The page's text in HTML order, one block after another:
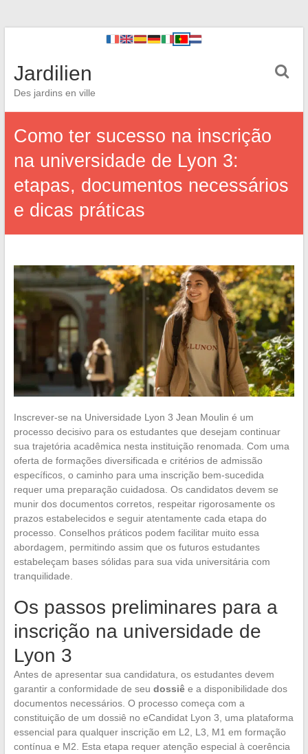
Jardilien
Des jardins en ville
Como ter sucesso na inscrição
na universidade de Lyon 3:
etapas, documentos necessários
e dicas práticas
Inscrever-se na Universidade Lyon 3 Jean Moulin é um
processo decisivo para os estudantes que desejam continuar
sua trajetória acadêmica nesta instituição renomada. Com uma
oferta de formações diversificada e critérios de admissão
específicos, o caminho para uma inscrição bem-sucedida
requer uma preparação cuidadosa. Os candidatos devem se
munir dos documentos corretos, respeitar rigorosamente os
prazos estabelecidos e seguir atentamente cada etapa do
processo. Conselhos práticos podem facilitar muito essa
abordagem, permitindo assim que os futuros estudantes
estabeleçam bases sólidas para sua vida universitária com
tranquilidade.
Os passos preliminares para a
inscrição na universidade de
Lyon 3
Antes de apresentar sua candidatura, os estudantes devem
garantir a conformidade de seu dossiêe a disponibilidade dos
documentos necessários. O processo começa com a
constituição de um dossiê no eCandidat Lyon 3, uma plataforma
essencial para qualquer inscrição em L2, L3, M1 em formação
contínua e M2. Esta etapa requer atenção especial à coerência